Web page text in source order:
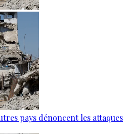
pays dénoncent les attaques